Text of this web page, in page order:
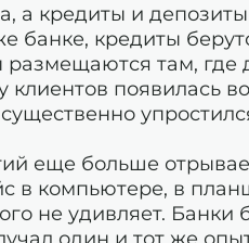
а кредиты и
банке, кредиты
размещаются там,
клиентов появилась
еще больше
в компьютере, в
не удивляет. Банки
один и тот же